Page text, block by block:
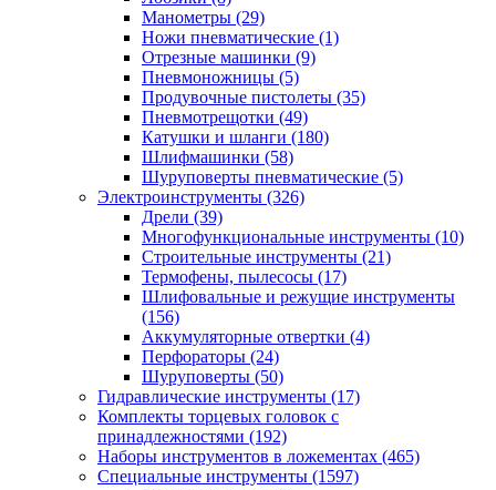
Манометры (29)
Ножи пневматические (1)
Отрезные машинки (9)
Пневмоножницы (5)
Продувочные пистолеты (35)
Пневмотрещотки (49)
Катушки и шланги (180)
Шлифмашинки (58)
Шуруповерты пневматические (5)
Электроинструменты (326)
Дрели (39)
Многофункциональные инструменты (10)
Строительные инструменты (21)
Термофены, пылесосы (17)
Шлифовальные и режущие инструменты
(156)
Аккумуляторные отвертки (4)
Перфораторы (24)
Шуруповерты (50)
Гидравлические инструменты (17)
Комплекты торцевых головок с
принадлежностями (192)
Наборы инструментов в ложементах (465)
Специальные инструменты (1597)